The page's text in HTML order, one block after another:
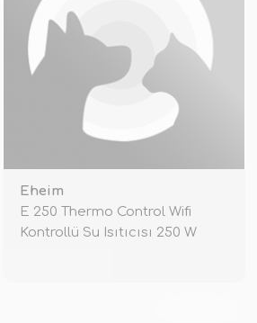
Eheim
E 250 Thermo Control Wifi
Kontrollü Su Isıtıcısı 250 W